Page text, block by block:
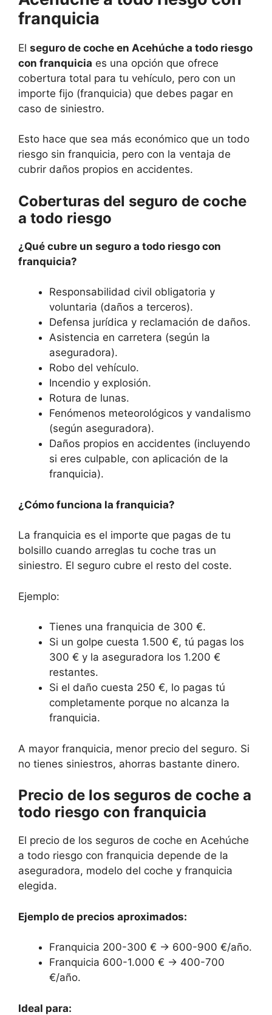
franquicia
El seguro de coche en Acehúche a todo riesgo
con franquicia es una opción que ofrece
cobertura total para tu vehículo, pero con un
importe fijo (franquicia) que debes pagar en
caso de siniestro.
Esto hace que sea más económico que un todo
riesgo sin franquicia, pero con la ventaja de
cubrir daños propios en accidentes.
Coberturas del seguro de coche
a todo riesgo
¿Qué cubre un seguro a todo riesgo con
franquicia?
Responsabilidad civil obligatoria y
voluntaria (daños a terceros).
Defensa jurídica y reclamación de daños.
Asistencia en carretera (según la
aseguradora).
Robo del vehículo.
Incendio y explosión.
Rotura de lunas.
Fenómenos meteorológicos y vandalismo
(según aseguradora).
Daños propios en accidentes (incluyendo
si eres culpable, con aplicación de la
franquicia).
¿Cómo funciona la franquicia?
La franquicia es el importe que pagas de tu
bolsillo cuando arreglas tu coche tras un
siniestro. El seguro cubre el resto del coste.
Ejemplo:
Tienes una franquicia de 300 €.
Si un golpe cuesta 1.500 €, tú pagas los
300 € y la aseguradora los 1.200 €
restantes.
Si el daño cuesta 250 €, lo pagas tú
completamente porque no alcanza la
franquicia.
A mayor franquicia, menor precio del seguro. Si
no tienes siniestros, ahorras bastante dinero.
Precio de los seguros de coche a
todo riesgo con franquicia
El precio de los seguros de coche en Acehúche
a todo riesgo con franquicia depende de la
aseguradora, modelo del coche y franquicia
elegida.
Ejemplo de precios aproximados:
Franquicia 200-300 € → 600-900 €/año.
Franquicia 600-1.000 € → 400-700
€/año.
Ideal para: